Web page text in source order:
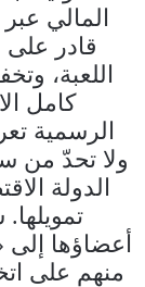
المالي
قادر
اللعبة،
كامل
الرسمية
ولا تحدّ من
الدولة
أعضاؤها
منهم على